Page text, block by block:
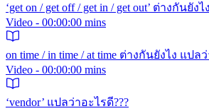
‘get on / get off / get in / get out’ ต่างกันยังไ
Video - 00:00:00 mins
on time / in time / at time ต่างกันยังไง แปล
Video - 00:00:00 mins
‘vendor’ แปลว่าอะไรดี???